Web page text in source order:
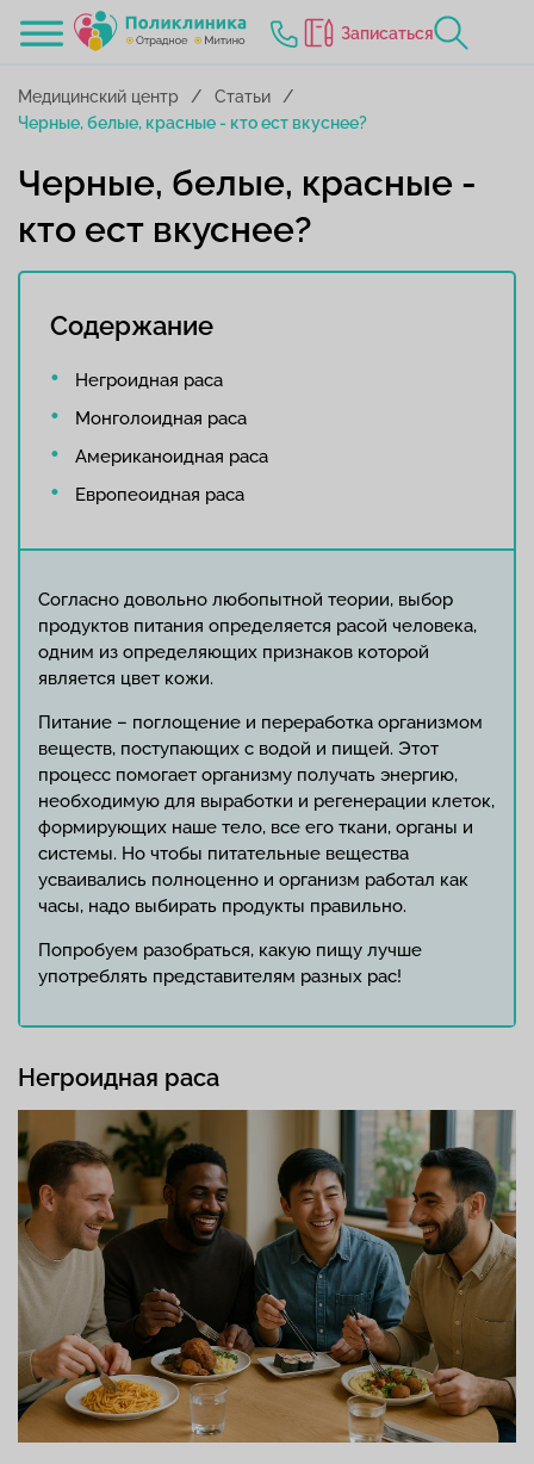
Записаться
Медицинский центр
Статьи
Черные, белые, красные - кто ест вкуснее?
Черные, белые, красные -
кто ест вкуснее?
Содержание
Негроидная раса
Монголоидная раса
Американоидная раса
Европеоидная раса
Согласно довольно любопытной теории, выбор
продуктов питания определяется расой человека,
одним из определяющих признаков которой
является цвет кожи.
Питание – поглощение и переработка организмом
веществ, поступающих с водой и пищей. Этот
процесс помогает организму получать энергию,
необходимую для выработки и регенерации клеток,
формирующих наше тело, все его ткани, органы и
системы. Но чтобы питательные вещества
усваивались полноценно и организм работал как
часы, надо выбирать продукты правильно.
Попробуем разобраться, какую пищу лучше
употреблять представителям разных рас!
Негроидная раса